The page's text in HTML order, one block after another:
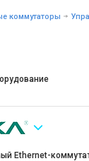
коммутаторы
Ethernet-